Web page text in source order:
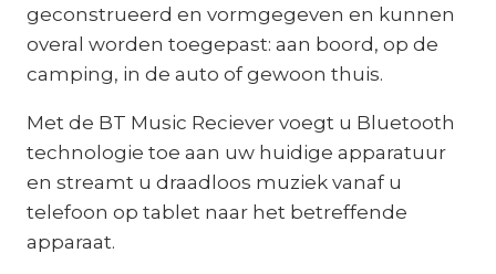
geconstrueerd en vormgegeven en kunnen
overal worden toegepast: aan boord, op de
camping, in de auto of gewoon thuis.
Met de BT Music Reciever voegt u Bluetooth
technologie toe aan uw huidige apparatuur
en streamt u draadloos muziek vanaf u
telefoon op tablet naar het betreffende
apparaat.